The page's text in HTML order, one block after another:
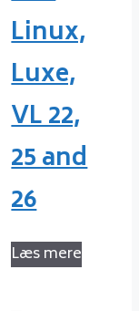
Linux,
Luxe,
VL 22,
25 and
26
Læs mere